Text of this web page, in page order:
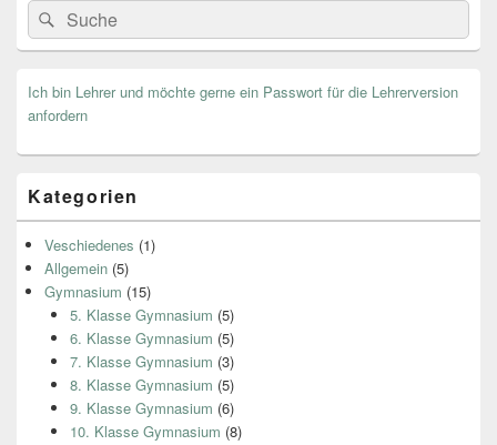
Search
for:
Suche
Ich bin Lehrer und möchte gerne ein Passwort für die Lehrerversion
anfordern
Kategorien
Veschiedenes (1)
Allgemein (5)
Gymnasium (15)
5. Klasse Gymnasium (5)
6. Klasse Gymnasium (5)
7. Klasse Gymnasium (3)
8. Klasse Gymnasium (5)
9. Klasse Gymnasium (6)
10. Klasse Gymnasium (8)